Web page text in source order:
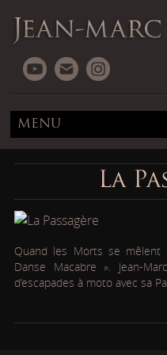
MENU
La
Quand les Morts se mêlent
Danse Macabre ». Jean-
d’escapades à moto avec sa